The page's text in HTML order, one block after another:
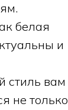
белая
и
стиль вам
не только